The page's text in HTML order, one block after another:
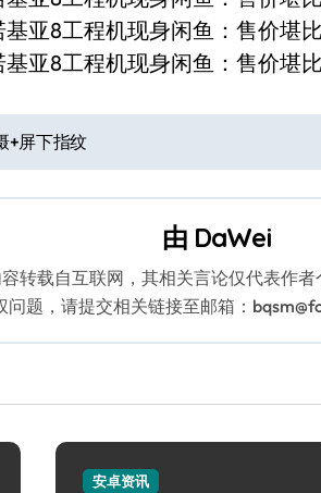
+屏下指纹
由 DaWei
容转载自互联网，其相关言论仅代表作
题，请提交相关链接至邮箱：
安卓资讯